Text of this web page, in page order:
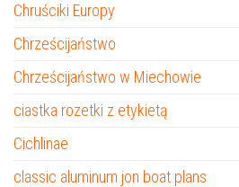
Chruściki Europy
Chrześcijaństwo
Chrześcijaństwo w Miechowie
ciastka rozetki z etykietą
Cichlinae
classic aluminum jon boat plans